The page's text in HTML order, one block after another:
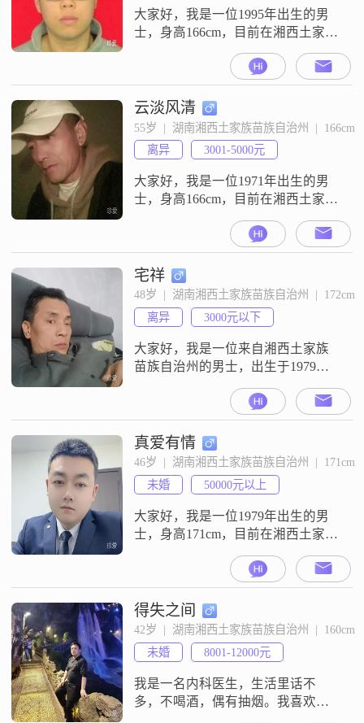
地方，感受大
大家好，我是一位1995年出生的男
士，身高166cm，目前在湘西土家族
苗族自治州工作##3002##我的月收
入在5001到8000元之间，学历是大
学本科##3002##我性格稳重可靠，
乐观积极，对待事情总是耐心包容
##3002##我喜欢活在当下，追求稳
定安逸的生活##3002##生活中，我
特别喜欢有小动物陪伴，尤其是宠
云淡风清
55岁  |  湖南湘西土家族苗族自治州  |  166cm
离异
3001-5000元
大家好，我是一位1971年出生的男
士，身高166cm，目前在湘西土家族
苗族自治州工作##3002##我的月收
入在3001到5000元之间，学历是大
专##3002##我性格随和，容易相
处，非常重视家庭##3002##平时喜
欢做菜烹饪，觉得这是一种很好的
放松方式##3002##我也是个跑步爱
好者，经常通过跑步来保持健康和
活
宅祥
48岁  |  湖南湘西土家族苗族自治州  |  172cm
离异
3000元以下
大家好，我是一位来自湘西土家族
苗族自治州的男士，出生于1979
年，身高172cm##3002##我的月收入
在3000元以下，目前从事着一份稳
定的工作##3002##虽然我的学历是
高中及以下，但我相信，生活中的
智慧和经验远比书本上的知识来得
更加重要##3002##我性格活在当
下，不喜欢过多地纠结于过去或者
担忧未来##30
真爱有情
46岁  |  湖南湘西土家族苗族自治州  |  171cm
未婚
50000元以上
大家好，我是一位1979年出生的男
士，身高171cm，目前在湘西土家族
入在50000元以上，拥有大学本科学
历##3002##在性格方面，我自认为
稳重可靠，对待生活总是乐观积极
##3002##我非常注重生活品质，追
求事业上的成功，同时也深知责任
感的重要性##3002##生活中的我热
爱
得失之间
42岁  |  湖南湘西土家族苗族自治州  |  160cm
未婚
8001-12000元
我是一名内科医生，生活里话不
多，不喝酒，偶有抽烟。我喜欢打